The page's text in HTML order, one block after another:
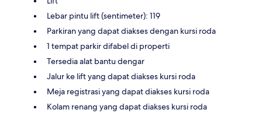
Lebar pintu lift (sentimeter): 119
Parkiran yang dapat diakses dengan kursi roda
1 tempat parkir difabel di properti
Tersedia alat bantu dengar
Jalur ke lift yang dapat diakses kursi roda
Meja registrasi yang dapat diakses kursi roda
Kolam renang yang dapat diakses kursi roda